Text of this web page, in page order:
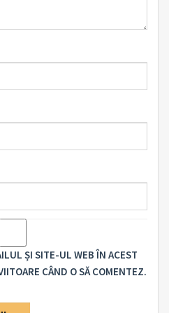
ȘI SITE-UL WEB ÎN ACEST
CÂND O SĂ COMENTEZ.